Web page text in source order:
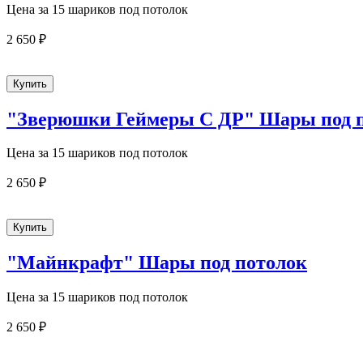
Цена за 15 шариков под потолок
2 650 ₽
"Зверюшки Геймеры С ДР" Шары под
Цена за 15 шариков под потолок
2 650 ₽
"Майнкрафт" Шары под потолок
Цена за 15 шариков под потолок
2 650 ₽